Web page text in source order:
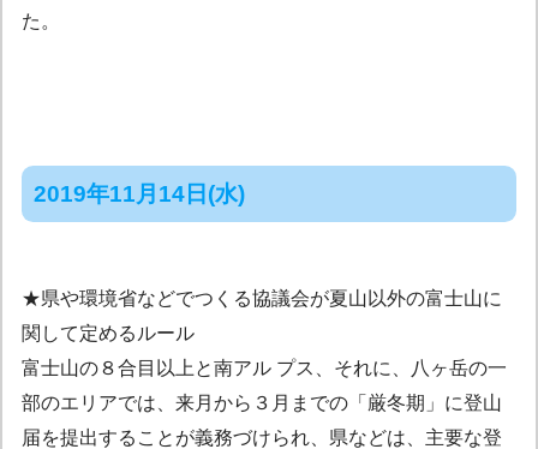
た。
2019年11月14日(水)
★県や環境省などでつくる協議会が夏山以外の富士山に
関して定めるルール
富士山の８合目以上と南アル プス、それに、八ヶ岳の一
部のエリアでは、来月から３月までの「厳冬期」に登山
届を提出することが義務づけられ、県などは、主要な登